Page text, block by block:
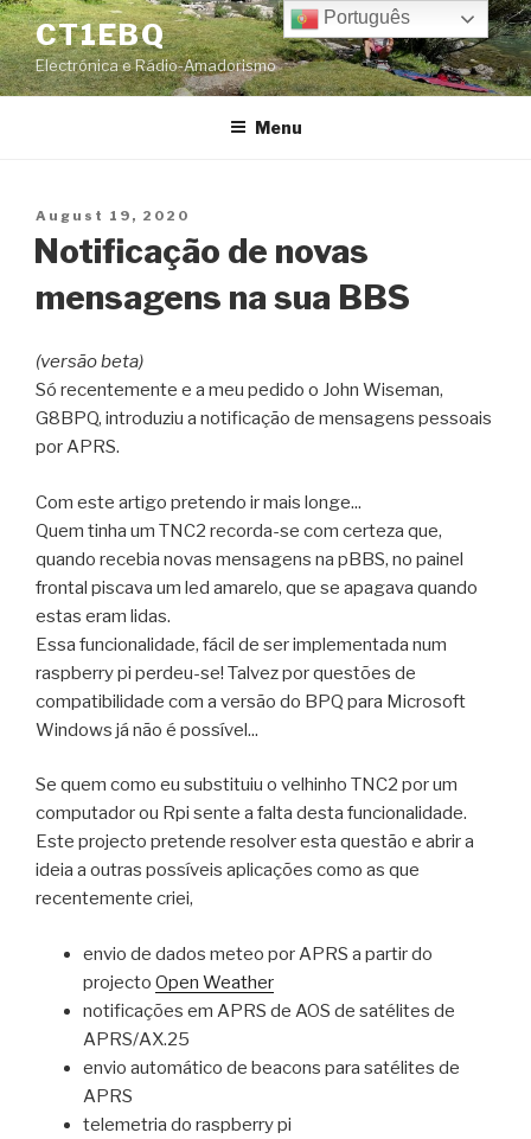
Skip
to
content
CT1EBQ
Electrónica e Rádio-Amadorismo
Menu
Posted
on
August 19, 2020
Notificação de novas
mensagens na sua BBS
(versão beta)
Só recentemente e a meu pedido o John Wiseman,
G8BPQ, introduziu a notificação de mensagens pessoais
por APRS.
Com este artigo pretendo ir mais longe...
Quem tinha um TNC2 recorda-se com certeza que,
quando recebia novas mensagens na pBBS, no painel
frontal piscava um led amarelo, que se apagava quando
estas eram lidas.
Essa funcionalidade, fácil de ser implementada num
raspberry pi perdeu-se! Talvez por questões de
compatibilidade com a versão do BPQ para Microsoft
Windows já não é possível...
Se quem como eu substituiu o velhinho TNC2 por um
computador ou Rpi sente a falta desta funcionalidade.
Este projecto pretende resolver esta questão e abrir a
ideia a outras possíveis aplicações como as que
recentemente criei,
envio de dados meteo por APRS a partir do
projecto Open Weather
notificações em APRS de AOS de satélites de
APRS/AX.25
envio automático de beacons para satélites de
APRS
telemetria do raspberry pi
Português